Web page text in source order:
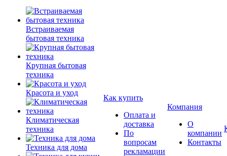
Встраиваемая
бытовая техника
Крупная бытовая
техника
Красота и уход
Климатическая
техника
Техника для дома
Как купить
Оплата и
доставка
По
вопросам
рекламации
Компания
О
компании
Контакты